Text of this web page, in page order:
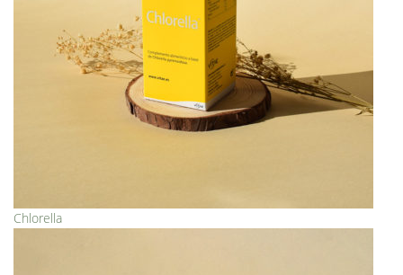
Chlorella